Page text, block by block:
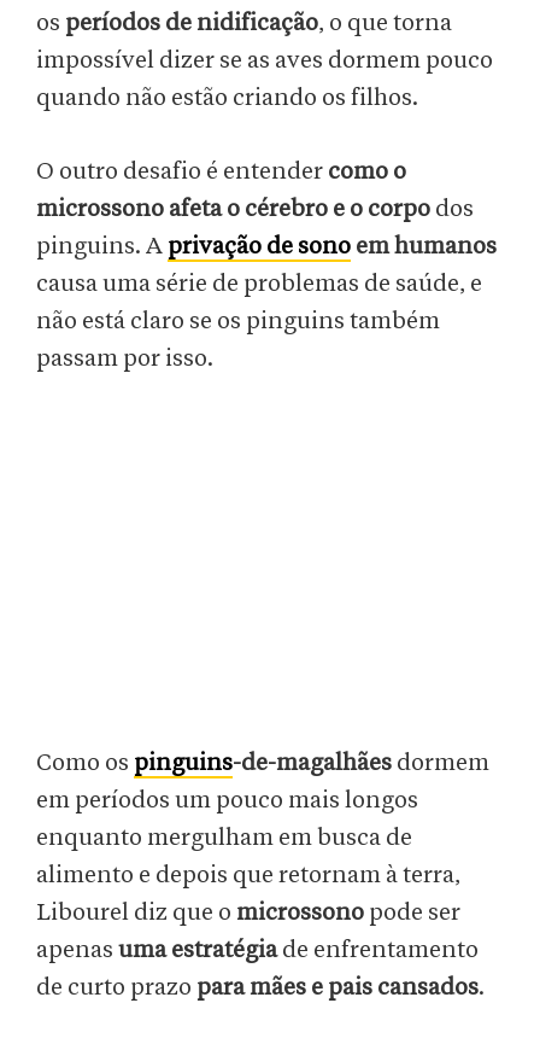
os períodos de nidificação, o que torna
impossível dizer se as aves dormem pouco
quando não estão criando os filhos.
O outro desafio é entender como o
microssono afeta o cérebro e o corpo dos
pinguins. A privação de sono em humanos
causa uma série de problemas de saúde, e
não está claro se os pinguins também
passam por isso.
Como os pinguins-de-magalhães dormem
em períodos um pouco mais longos
enquanto mergulham em busca de
alimento e depois que retornam à terra,
Libourel diz que o microssono pode ser
apenas uma estratégiade enfrentamento
de curto prazo para mães e pais cansados.